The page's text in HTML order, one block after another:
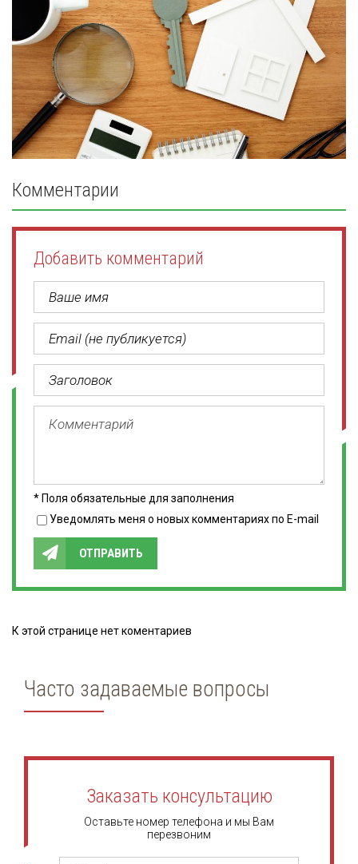
Комментарии
Добавить комментарий
* Поля обязательные для заполнения
Уведомлять меня о новых комментариях по E-mail
ОТПРАВИТЬ
К этой странице нет коментариев
Часто задаваемые вопросы
Заказать консультацию
Оставьте номер телефона и мы Вам
перезвоним